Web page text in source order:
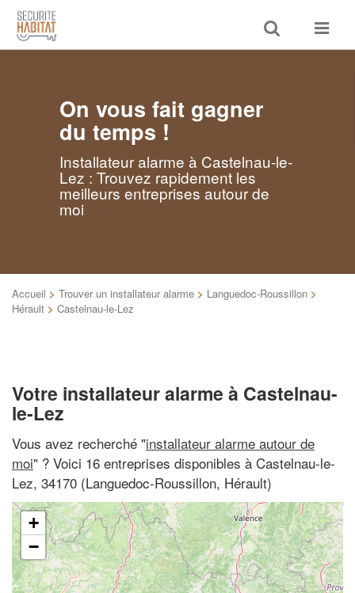
Toggle
search
Toggle
On vous fait gagner
du temps !
Installateur alarme à Castelnau-le-
Lez : Trouvez rapidement les
meilleurs entreprises autour de
moi
Accueil > Trouver un installateur alarme > Languedoc-Roussillon >
Hérault > Castelnau-le-Lez
Votre installateur alarme à Castelnau-
le-Lez
Vous avez recherché "installateur alarme autour de
moi" ? Voici 16 entreprises disponibles à Castelnau-le-
Lez, 34170 (Languedoc-Roussillon, Hérault)
+
−